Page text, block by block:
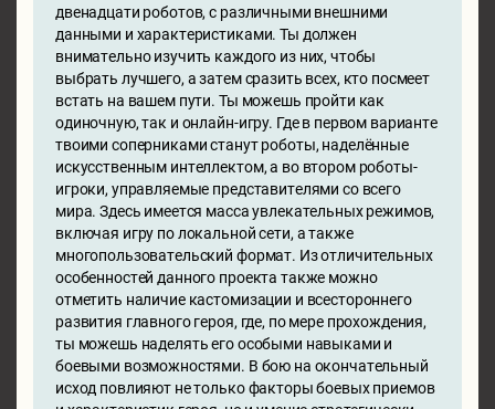
двенадцати роботов, с различными внешними
данными и характеристиками. Ты должен
внимательно изучить каждого из них, чтобы
выбрать лучшего, а затем сразить всех, кто посмеет
встать на вашем пути. Ты можешь пройти как
одиночную, так и онлайн-игру. Где в первом варианте
твоими соперниками станут роботы, наделённые
искусственным интеллектом, а во втором роботы-
игроки, управляемые представителями со всего
мира. Здесь имеется масса увлекательных режимов,
включая игру по локальной сети, а также
многопользовательский формат. Из отличительных
особенностей данного проекта также можно
отметить наличие кастомизации и всестороннего
развития главного героя, где, по мере прохождения,
ты можешь наделять его особыми навыками и
боевыми возможностями. В бою на окончательный
исход повлияют не только факторы боевых приемов